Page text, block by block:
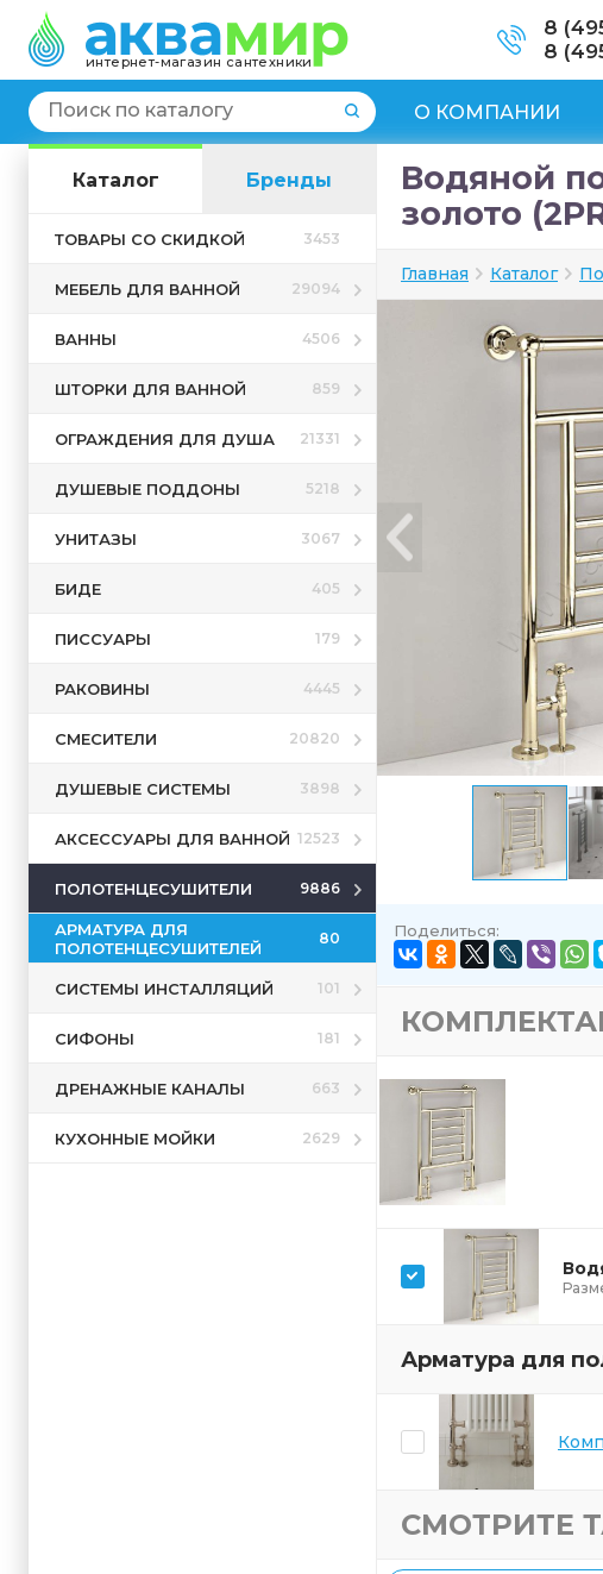
интернет-магазин сантехники
8
8
О КОМПАНИИ
Каталог Бренды
ТОВАРЫ СО СКИДКОЙ 3453
МЕБЕЛЬ ДЛЯ ВАННОЙ 29094
ВАННЫ 4506
ШТОРКИ ДЛЯ ВАННОЙ 859
ОГРАЖДЕНИЯ ДЛЯ ДУША 21331
ДУШЕВЫЕ ПОДДОНЫ 5218
УНИТАЗЫ 3067
БИДЕ 405
ПИССУАРЫ 179
РАКОВИНЫ 4445
СМЕСИТЕЛИ 20820
ДУШЕВЫЕ СИСТЕМЫ 3898
АКСЕССУАРЫ ДЛЯ ВАННОЙ 12523
ПОЛОТЕНЦЕСУШИТЕЛИ 9886
АРМАТУРА ДЛЯ
ПОЛОТЕНЦЕСУШИТЕЛЕЙ
80
СИСТЕМЫ ИНСТАЛЛЯЦИЙ 101
СИФОНЫ 181
ДРЕНАЖНЫЕ КАНАЛЫ 663
КУХОННЫЕ МОЙКИ 2629
Водяной
золото
Главная Каталог
Поделиться:
Арматура для
СМОТРИТЕ